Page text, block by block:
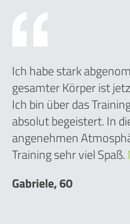
Ich habe stark
gesamter Körper ist
Ich bin über das
absolut begeistert. In
angenehmen
Training sehr viel Spaß.
Gabriele, 60